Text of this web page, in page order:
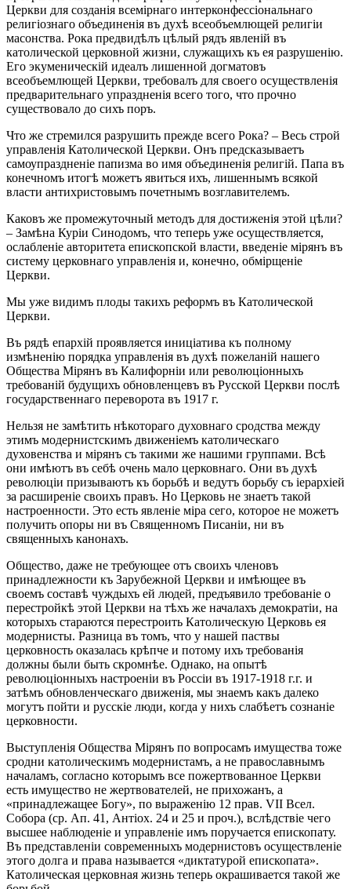
Церкви для созданія всемірнаго интерконфессіональнаго
религіознаго объединенія въ духѣ всеобъемлющей религіи
масонства. Рока предвидѣлъ цѣлый рядъ явленій въ
католической церковной жизни, служащихъ къ ея разрушенію.
Его экуменическій идеалъ лишенной догматовъ
всеобъемлющей Церкви, требовалъ для своего осуществленія
предварительнаго упраздненія всего того, что прочно
существовало до сихъ поръ.
Что же стремился разрушить прежде всего Рока? – Весь строй
управленія Католической Церкви. Онъ предсказываетъ
самоупраздненіе папизма во имя объединенія религій. Папа въ
конечномъ итогѣ можетъ явиться ихъ, лишеннымъ всякой
власти антихристовымъ почетнымъ возглавителемъ.
Каковъ же промежуточный методъ для достиженія этой цѣли?
– Замѣна Куріи Синодомъ, что теперь уже осуществляется,
ослабленіе авторитета епископской власти, введеніе мірянъ въ
систему церковнаго управленія и, конечно, обмірщеніе
Церкви.
Мы уже видимъ плоды такихъ реформъ въ Католической
Церкви.
Въ рядѣ епархій проявляется иниціатива къ полному
измѣненію порядка управленія въ духѣ пожеланій нашего
Общества Мірянъ въ Калифорніи или революціонныхъ
требованій будущихъ обновленцевъ въ Русской Церкви послѣ
государственнаго переворота въ 1917 г.
Нельзя не замѣтить нѣкотораго духовнаго сродства между
этимъ модернистскимъ движеніемъ католическаго
духовенства и мірянъ съ такими же нашими группами. Всѣ
они имѣютъ въ себѣ очень мало церковнаго. Они въ духѣ
революціи призываютъ къ борьбѣ и ведутъ борьбу съ іерархіей
за расширеніе своихъ правъ. Но Церковь не знаетъ такой
настроенности. Это есть явленіе міра сего, которое не можетъ
получить опоры ни въ Священномъ Писаніи, ни въ
священныхъ канонахъ.
Общество, даже не требующее отъ своихъ членовъ
принадлежности къ Зарубежной Церкви и имѣющее въ
своемъ составѣ чуждыхъ ей людей, предъявило требованіе о
перестройкѣ этой Церкви на тѣхъ же началахъ демократіи, на
которыхъ стараются перестроить Католическую Церковь ея
модернисты. Разница въ томъ, что у нашей паствы
церковность оказалась крѣпче и потому ихъ требованія
должны были быть скромнѣе. Однако, на опытѣ
революціонныхъ настроеніи въ Россіи въ 1917-1918 г.г. и
затѣмъ обновленческаго движенія, мы знаемъ какъ далеко
могутъ пойти и русскіе люди, когда у нихъ слабѣетъ сознаніе
церковности.
Выступленія Общества Мірянъ по вопросамъ имущества тоже
сродни католическимъ модернистамъ, а не православнымъ
началамъ, согласно которымъ все пожертвованное Церкви
есть имущество не жертвователей, не прихожанъ, а
«принадлежащее Богу», по выраженію 12 прав. VII Всел.
Собора (ср. Ап. 41, Антіох. 24 и 25 и проч.), вслѣдствіе чего
высшее наблюденіе и управленіе имъ поручается епископату.
Въ представленіи современныхъ модернистовъ осуществленіе
этого долга и права называется «диктатурой епископата».
Католическая церковная жизнь теперь окрашивается такой же